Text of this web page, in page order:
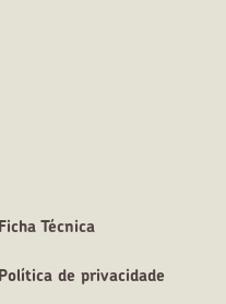
Ficha Técnica
Política de privacidade